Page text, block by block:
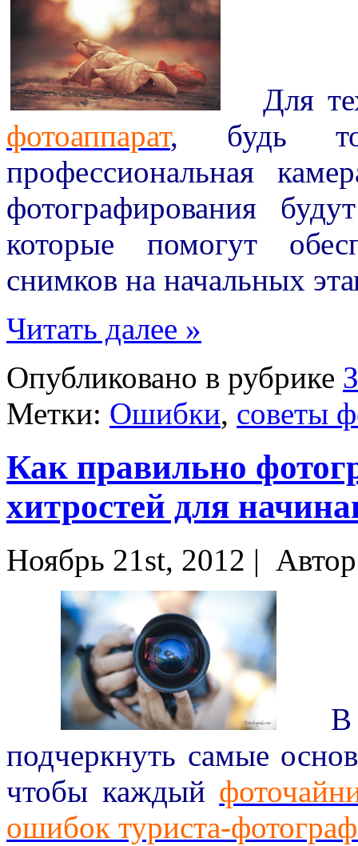
Для
фотоаппарат, будь то
профессиональная
фотографирования
которые помогут
снимков на начальных
Читать далее »
Опубликовано в рубрике
Метки: Ошибки, советы
Как правильно
хитростей для
Ноябрь 21st, 2012 |
В
подчеркнуть самые
чтобы каждый
ошибок туриста-